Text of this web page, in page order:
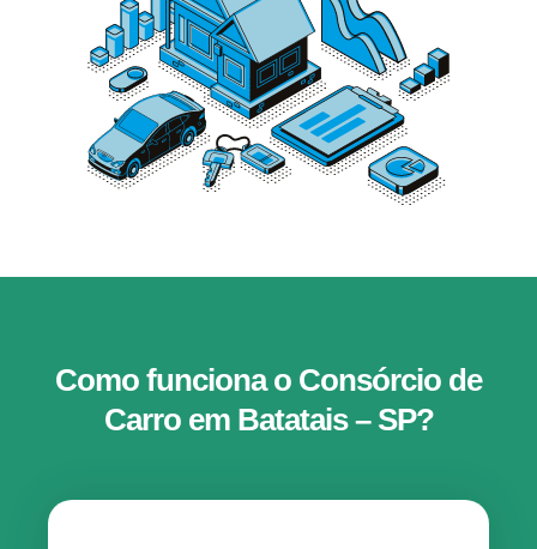
Como funciona o Consórcio de
Carro em Batatais – SP?